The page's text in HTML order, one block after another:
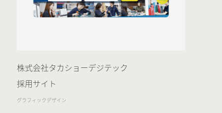
株式会社タカショーデジテック
採用サイト
グラフィックデザイン